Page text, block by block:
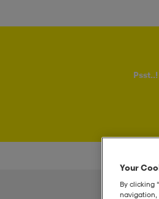
Your
By clicking
navigation,